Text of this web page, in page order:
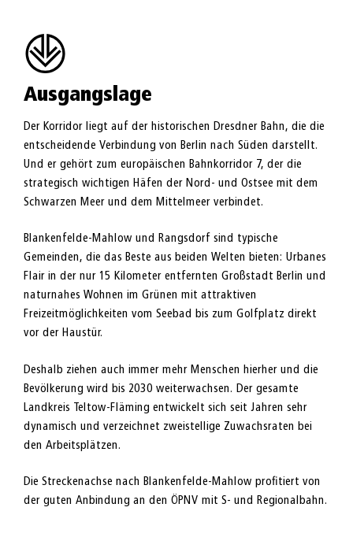
Ausgangslage
Der Korridor liegt auf der historischen Dresdner Bahn, die die
entscheidende Verbindung von Berlin nach Süden darstellt.
Und er gehört zum europäischen Bahnkorridor 7, der die
strategisch wichtigen Häfen der Nord- und Ostsee mit dem
Schwarzen Meer und dem Mittelmeer verbindet.
Blankenfelde-Mahlow und Rangsdorf sind typische
Gemeinden, die das Beste aus beiden Welten bieten: Urbanes
Flair in der nur 15 Kilometer entfernten Großstadt Berlin und
naturnahes Wohnen im Grünen mit attraktiven
Freizeitmöglichkeiten vom Seebad bis zum Golfplatz direkt
vor der Haustür.
Deshalb ziehen auch immer mehr Menschen hierher und die
Bevölkerung wird bis 2030 weiterwachsen. Der gesamte
Landkreis Teltow-Fläming entwickelt sich seit Jahren sehr
dynamisch und verzeichnet zweistellige Zuwachsraten bei
den Arbeitsplätzen.
Die Streckenachse nach Blankenfelde-Mahlow profitiert von
der guten Anbindung an den ÖPNV mit S- und Regionalbahn.